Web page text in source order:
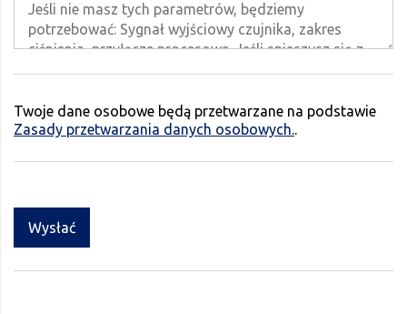
Twoje dane osobowe będą przetwarzane na podstawie
Zasady przetwarzania danych osobowych..
Wysłać